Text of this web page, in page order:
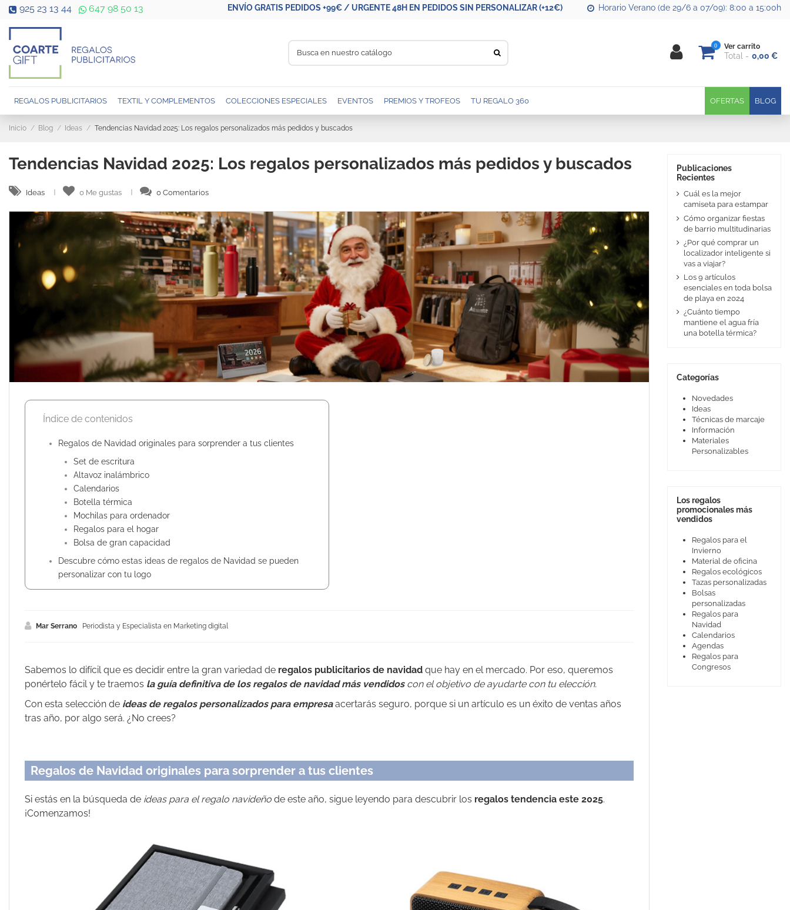
925 23 13 44 647 98 50 13 ENVÍO GRATIS PEDIDOS +99€ / URGENTE 48H EN PEDIDOS SIN PERSONALIZAR (+12€) Horario Verano (de 29/6 a 07/09): 8:00 a 15:00h
0 Ver carrito
Total 0,00 €
REGALOS PUBLICITARIOS TEXTIL Y COMPLEMENTOS COLECCIONES ESPECIALES EVENTOS PREMIOS Y TROFEOS BLOG
TU REGALO 360 OFERTAS
Inicio Blog Ideas Tendencias Navidad 2025: Los regalos personalizados más pedidos y buscados
Tendencias Navidad 2025: Los regalos personalizados más pedidos y buscados
Ideas 0 Me gustas 0 Comentarios
Índice de contenidos
Regalos de Navidad originales para sorprender a tus clientes
Set de escritura
Altavoz inalámbrico
Calendarios
Botella térmica
Mochilas para ordenador
Regalos para el hogar
Bolsa de gran capacidad
Descubre cómo estas ideas de regalos de Navidad se pueden
personalizar con tu logo
Mar Serrano Periodista y Especialista en Marketing digital
Sabemos lo difícil que es decidir entre la gran variedad de regalos publicitarios de navidad que hay en el mercado. Por eso, queremos
ponértelo fácil y te traemos la guía definitiva de los regalos de navidad más vendidoscon el objetivo de ayudarte con tu elección.
Con esta selección de ideas de regalos personalizados para empresaacertarás seguro, porque si un artículo es un éxito de ventas años
tras año, por algo será. ¿No crees?
Regalos de Navidad originales para sorprender a tus clientes
Si estás en la búsqueda de ideas para el regalo navideño de este año, sigue leyendo para descubrir los regalos tendencia este 2025.
¡Comenzamos!
Publicaciones
Recientes
Cuál es la mejor
camiseta para estampar
Cómo organizar fiestas
de barrio multitudinarias
¿Por qué comprar un
localizador inteligente si
vas a viajar?
Los 9 artículos
esenciales en toda bolsa
de playa en 2024
¿Cuánto tiempo
mantiene el agua fría
una botella térmica?
Categorías
Novedades
Ideas
Técnicas de marcaje
Información
Materiales
Personalizables
Los regalos
promocionales más
vendidos
Regalos para el
Invierno
Material de oficina
Regalos ecológicos
Tazas personalizadas
Bolsas
personalizadas
Regalos para
Navidad
Calendarios
Agendas
Regalos para
Congresos